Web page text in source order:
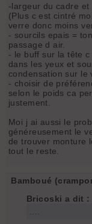
-largeur du cadre et
(Plus c est cintré
verre donc moins
- sourcils epais =
passage d air.
- le buff sur la tête
dans les yeux et
condensation sur le
- choisir de
selon le poids ca
justement.
Moi j ai aussi le
généreusement le
de trouver monture
tout le reste.
Bamboué
Bricoski a dit :